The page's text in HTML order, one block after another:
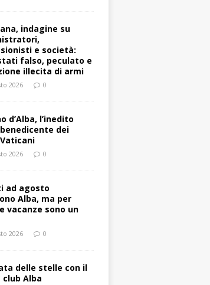
indagine su
e società:
falso, peculato e
illecita di armi
2026 0
d’Alba, l’inedito
dei
2026 0
ad agosto
Alba, ma per
vacanze sono un
2026 0
delle stelle con il
club Alba